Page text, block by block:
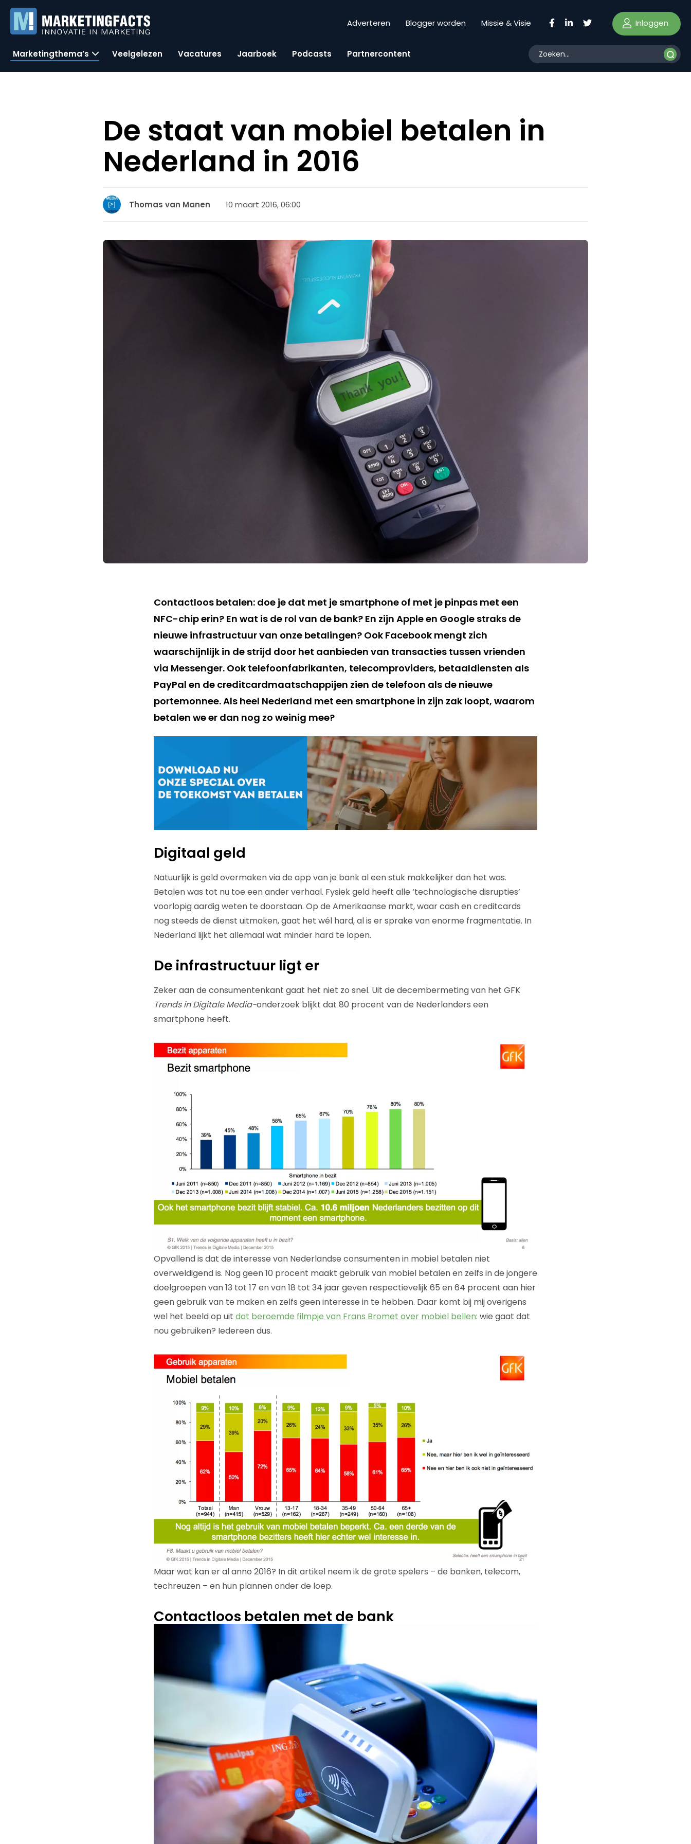
Adverteren Blogger worden Missie & Visie Inloggen
Marketingthema’s Veelgelezen Vacatures Jaarboek Podcasts Partnercontent
De staat van mobiel betalen in
Nederland in 2016
Thomas van Manen 10 maart 2016, 06:00
Contactloos betalen: doe je dat met je smartphone of met je pinpas met een
NFC-chip erin? En wat is de rol van de bank? En zijn Apple en Google straks de
nieuwe infrastructuur van onze betalingen? Ook Facebook mengt zich
waarschijnlijk in de strijd door het aanbieden van transacties tussen vrienden
via Messenger. Ook telefoonfabrikanten, telecomproviders, betaaldiensten als
PayPal en de creditcardmaatschappijen zien de telefoon als de nieuwe
portemonnee. Als heel Nederland met een smartphone in zijn zak loopt, waarom
betalen we er dan nog zo weinig mee?
Digitaal geld
Natuurlijk is geld overmaken via de app van je bank al een stuk makkelijker dan het was.
Betalen was tot nu toe een ander verhaal. Fysiek geld heeft alle ‘technologische disrupties’
voorlopig aardig weten te doorstaan. Op de Amerikaanse markt, waar cash en creditcards
nog steeds de dienst uitmaken, gaat het wél hard, al is er sprake van enorme fragmentatie. In
Nederland lijkt het allemaal wat minder hard te lopen.
De infrastructuur ligt er
Zeker aan de consumentenkant gaat het niet zo snel. Uit de decembermeting van het GFK
Trends in Digitale Media-onderzoek blijkt dat 80 procent van de Nederlanders een
smartphone heeft.
Opvallend is dat de interesse van Nederlandse consumenten in mobiel betalen niet
overweldigend is. Nog geen 10 procent maakt gebruik van mobiel betalen en zelfs in de jongere
doelgroepen van 13 tot 17 en van 18 tot 34 jaar geven respectievelijk 65 en 64 procent aan hier
geen gebruik van te maken en zelfs geen interesse in te hebben. Daar komt bij mij overigens
wel het beeld op uit dat beroemde filmpje van Frans Bromet over mobiel bellen: wie gaat dat
nou gebruiken? Iedereen dus.
Maar wat kan er al anno 2016? In dit artikel neem ik de grote spelers – de banken, telecom,
techreuzen – en hun plannen onder de loep.
Contactloos betalen met de bank